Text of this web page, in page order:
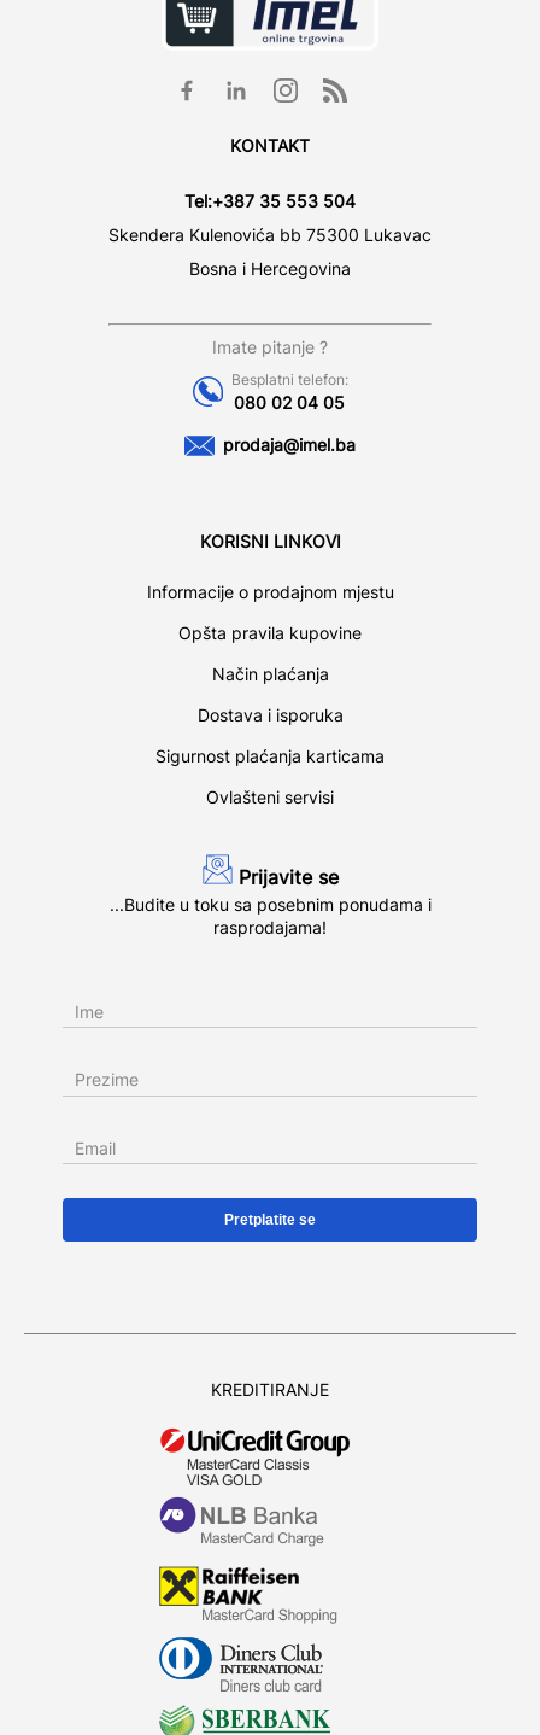
KONTAKT
Tel:+387 35 553 504
Skendera Kulenovića bb 75300 Lukavac
Bosna i Hercegovina
Imate pitanje ?
Besplatni telefon:
080 02 04 05
prodaja@imel.ba
KORISNI LINKOVI
Informacije o prodajnom mjestu
Opšta pravila kupovine
Način plaćanja
Dostava i isporuka
Sigurnost plaćanja karticama
Ovlašteni servisi
Prijavite se
...Budite u toku sa posebnim ponudama i
rasprodajama!
Ime
Prezime
Email
KREDITIRANJE